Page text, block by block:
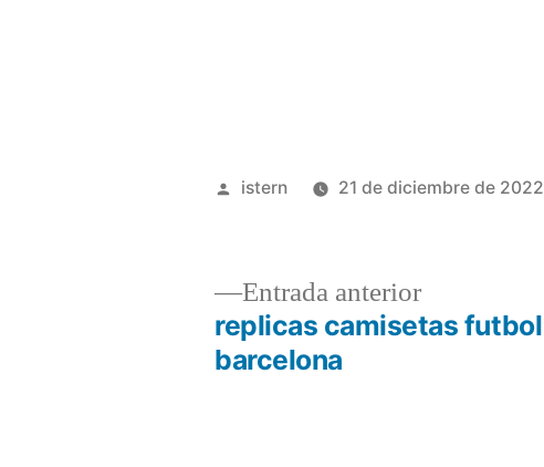
Publicado
istern 21 de diciembre de 2022
Navegación
Entrada anteriorEntrada
anterior:
replicas camisetas futbol
barcelona